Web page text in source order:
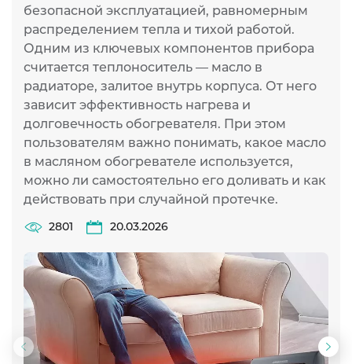
безопасной эксплуатацией, равномерным
распределением тепла и тихой работой.
Одним из ключевых компонентов прибора
считается теплоноситель — масло в
радиаторе, залитое внутрь корпуса. От него
зависит эффективность нагрева и
долговечность обогревателя. При этом
пользователям важно понимать, какое масло
в масляном обогревателе используется,
можно ли самостоятельно его доливать и как
действовать при случайной протечке.
2801 20.03.2026
Предыдущий